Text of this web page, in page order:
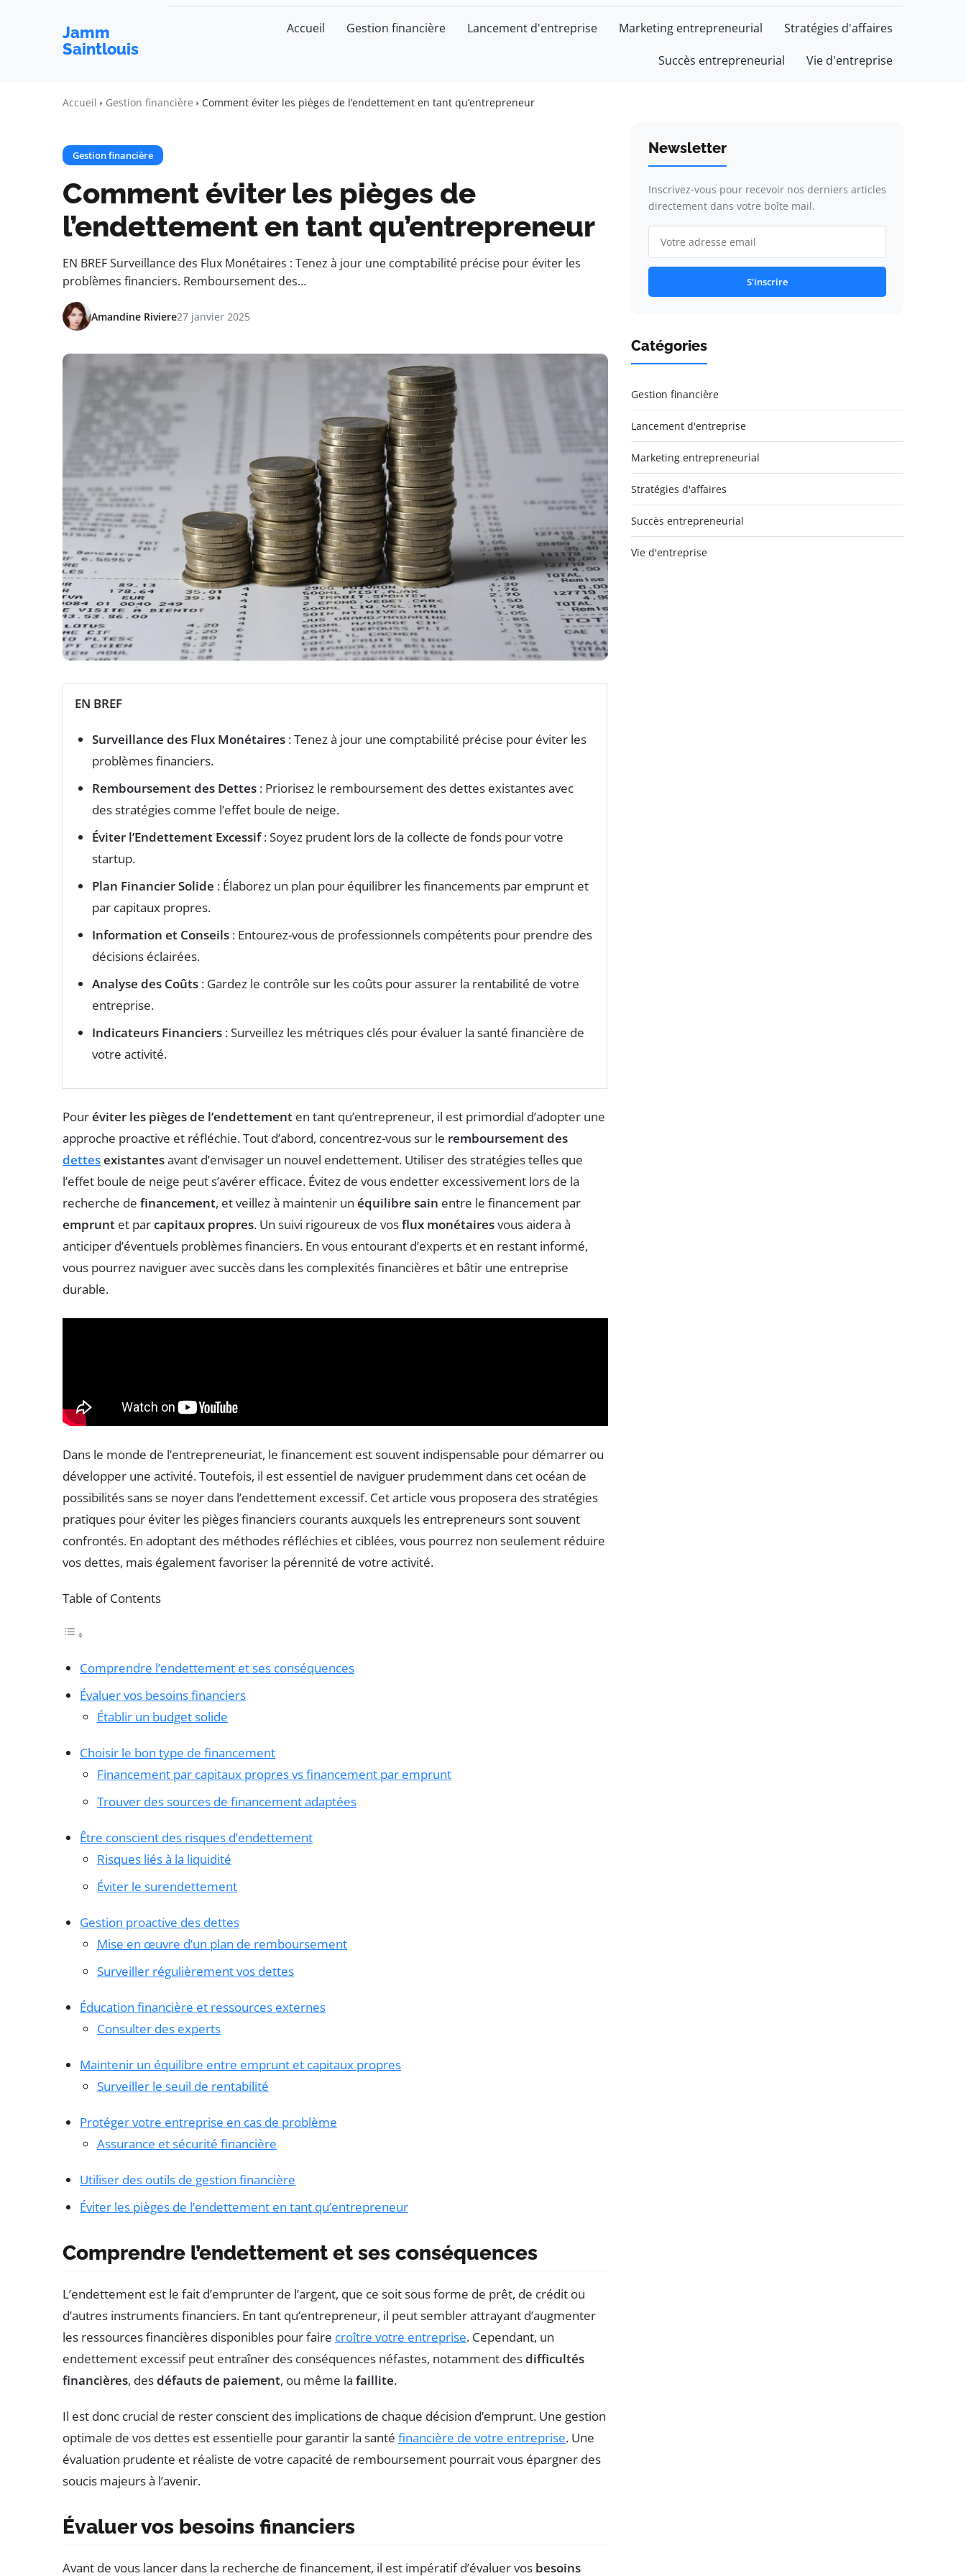
Jamm
Saintlouis
Accueil Gestion financière Lancement d'entreprise Marketing entrepreneurial Stratégies d'affaires
Succès entrepreneurial Vie d'entreprise
Accueil Gestion financière Comment éviter les pièges de l’endettement en tant qu’entrepreneur
Gestion financière
Comment éviter les pièges de
l’endettement en tant qu’entrepreneur
EN BREF Surveillance des Flux Monétaires : Tenez à jour une comptabilité précise pour éviter les
problèmes financiers. Remboursement des…
Amandine Riviere27 janvier 2025
EN BREF
Surveillance des Flux Monétaires : Tenez à jour une comptabilité précise pour éviter les
problèmes financiers.
Remboursement des Dettes : Priorisez le remboursement des dettes existantes avec
des stratégies comme l’effet boule de neige.
Éviter l’Endettement Excessif: Soyez prudent lors de la collecte de fonds pour votre
startup.
Plan Financier Solide : Élaborez un plan pour équilibrer les financements par emprunt et
par capitaux propres.
Information et Conseils : Entourez-vous de professionnels compétents pour prendre des
décisions éclairées.
Analyse des Coûts : Gardez le contrôle sur les coûts pour assurer la rentabilité de votre
entreprise.
Indicateurs Financiers : Surveillez les métriques clés pour évaluer la santé financière de
votre activité.
Pouréviter les pièges de l’endettement en tant qu’entrepreneur, il est primordial d’adopter une
approche proactive et réfléchie. Tout d’abord, concentrez-vous sur le remboursement des
dettesexistantesavant d’envisager un nouvel endettement. Utiliser des stratégies telles que
l’effet boule de neige peut s’avérer efficace. Évitez de vous endetter excessivement lors de la
recherche de financement, et veillez à maintenir un équilibre sain entre le financement par
emprunt et parcapitaux propres. Un suivi rigoureux de vosflux monétairesvous aidera à
anticiper d’éventuels problèmes financiers. En vous entourant d’experts et en restant informé,
vous pourrez naviguer avec succès dans les complexités financières et bâtir une entreprise
durable.
Dans le monde de l’entrepreneuriat, le financement est souvent indispensable pour démarrer ou
développer une activité. Toutefois, il est essentiel de naviguer prudemment dans cet océan de
possibilités sans se noyer dans l’endettement excessif. Cet article vous proposera des stratégies
pratiques pour éviter les pièges financiers courants auxquels les entrepreneurs sont souvent
confrontés. En adoptant des méthodes réfléchies et ciblées, vous pourrez non seulement réduire
vos dettes, mais également favoriser la pérennité de votre activité.
Table of Contents
Comprendre l’endettement et ses conséquences
Évaluer vos besoins financiers
Établir un budget solide
Choisir le bon type de financement
Financement par capitaux propres vs financement par emprunt
Trouver des sources de financement adaptées
Être conscient des risques d’endettement
Risques liés à la liquidité
Éviter le surendettement
Gestion proactive des dettes
Mise en œuvre d’un plan de remboursement
Surveiller régulièrement vos dettes
Éducation financière et ressources externes
Consulter des experts
Maintenir un équilibre entre emprunt et capitaux propres
Surveiller le seuil de rentabilité
Protéger votre entreprise en cas de problème
Assurance et sécurité financière
Utiliser des outils de gestion financière
Éviter les pièges de l’endettement en tant qu’entrepreneur
Comprendre l’endettement et ses conséquences
L’endettement est le fait d’emprunter de l’argent, que ce soit sous forme de prêt, de crédit ou
d’autres instruments financiers. En tant qu’entrepreneur, il peut sembler attrayant d’augmenter
les ressources financières disponibles pour faire croître votre entreprise. Cependant, un
endettement excessif peut entraîner des conséquences néfastes, notamment desdifficultés
financières, desdéfauts de paiement, ou même la faillite.
Il est donc crucial de rester conscient des implications de chaque décision d’emprunt. Une gestion
optimale de vos dettes est essentielle pour garantir la santé financière de votre entreprise. Une
évaluation prudente et réaliste de votre capacité de remboursement pourrait vous épargner des
soucis majeurs à l’avenir.
Évaluer vos besoins financiers
Avant de vous lancer dans la recherche de financement, il est impératif d’évaluer vos besoins
Newsletter
Inscrivez-vous pour recevoir nos derniers articles
directement dans votre boîte mail.
S'inscrire
Catégories
Gestion financière
Lancement d'entreprise
Marketing entrepreneurial
Stratégies d'affaires
Succès entrepreneurial
Vie d'entreprise